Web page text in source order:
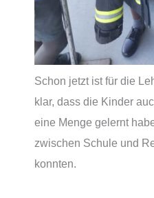
Schon jetzt ist für die
klar, dass die Kinder
eine Menge gelernt
zwischen Schule und
konnten.